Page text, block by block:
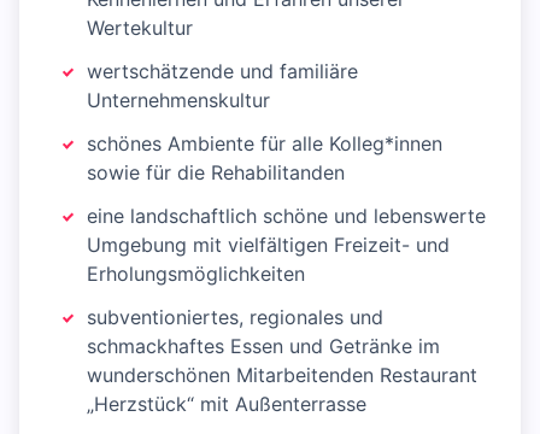
Wertekultur
wertschätzende und familiäre
Unternehmenskultur
schönes Ambiente für alle Kolleg*innen
sowie für die Rehabilitanden
eine landschaftlich schöne und lebenswerte
Umgebung mit vielfältigen Freizeit- und
Erholungsmöglichkeiten
subventioniertes, regionales und
schmackhaftes Essen und Getränke im
wunderschönen Mitarbeitenden Restaurant
„Herzstück“ mit Außenterrasse